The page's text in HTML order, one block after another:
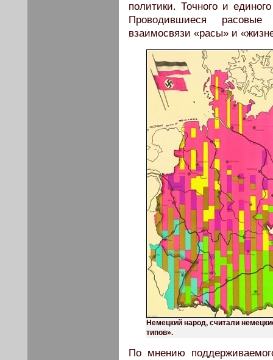
политики. Точного и
Проводившиеся
взаимосвязи «расы» и
Немецкий народ, считали
типов».
По мнению